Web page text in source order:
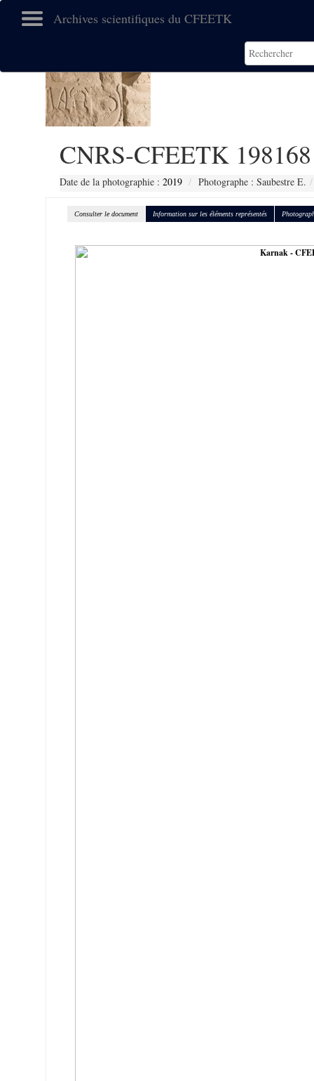
Archives scientifiques du CFEETK
CNRS-CFEETK 198168
Date de la photographie : 2019 Photographe : Saubestre E.
Consulter le document Information sur les éléments représentés